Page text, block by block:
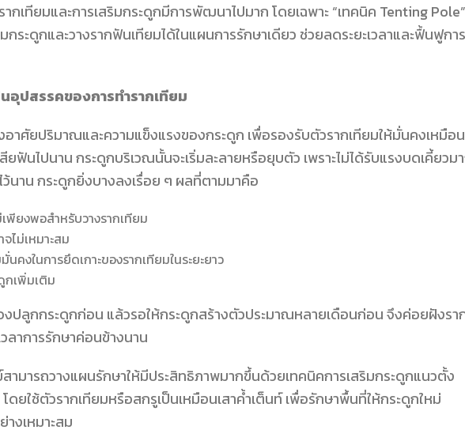
กเทียมและการเสริมกระดูกมีการพัฒนาไปมาก โดยเฉพาะ “เทคนิค Tenting
กระดูกและวางรากฟันเทียมได้ในแผนการรักษาเดียว ช่วยลดระยะเวลาและฟื้นฟูกา
นอุปสรรคของการทำรากเทียม
อาศัยปริมาณและความแข็งแรงของกระดูก เพื่อรองรับตัวรากเทียมให้มั่นคงเหมือน
ฟันไปนาน กระดูกบริเวณนั้นจะเริ่มละลายหรือยุบตัว เพราะไม่ได้รับแรงบดเคี้ยวม
นาน กระดูกยิ่งบางลงเรื่อย ๆ ผลที่ตามมาคือ
พียงพอสำหรับวางรากเทียม
ไม่เหมาะสม
คงในการยึดเกาะของรากเทียมในระยะยาว
กเพิ่มเติม
งปลูกกระดูกก่อน แล้วรอให้กระดูกสร้างตัวประมาณหลายเดือนก่อน จึงค่อยฝังรา
ลาการรักษาค่อนข้างนาน
มารถวางแผนรักษาให้มีประสิทธิภาพมากขึ้นด้วยเทคนิคการเสริมกระดูกแนวตั้ง
ดยใช้ตัวรากเทียมหรือสกรูเป็นเหมือนเสาค้ำเต็นท์ เพื่อรักษาพื้นที่ให้กระดูกใหม่
งเหมาะสม